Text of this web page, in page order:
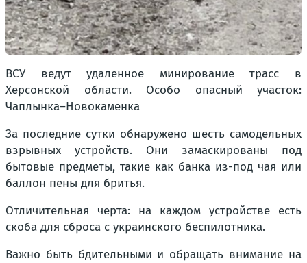
ВСУ ведут удаленное минирование трасс в
Херсонской области. Особо опасный участок:
Чаплынка–Новокаменка
За последние сутки обнаружено шесть самодельных
взрывных устройств. Они замаскированы под
бытовые предметы, такие как банка из-под чая или
баллон пены для бритья.
Отличительная черта: на каждом устройстве есть
скоба для сброса с украинского беспилотника.
Важно быть бдительными и обращать внимание на